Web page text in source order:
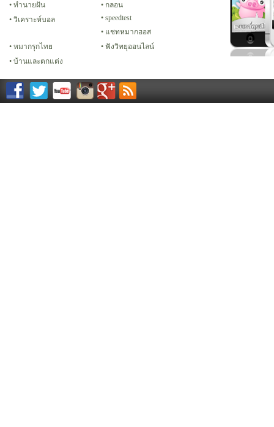
ทํานายฝัน
กลอน
วิเคราะห์บอล
speedtest
แชทหมากฮอส
หมากรุกไทย
ฟังวิทยุออนไลน์
บ้านและตกแต่ง